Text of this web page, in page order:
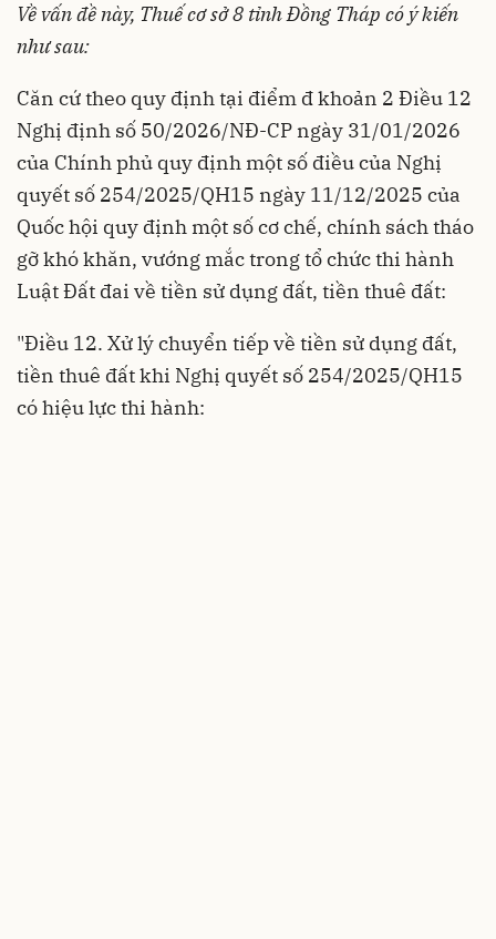
Về vấn đề này, Thuế cơ sở 8 tỉnh Đồng Tháp có ý kiến
như sau:
Căn cứ theo quy định tại điểm đ khoản 2 Điều 12
Nghị định số 50/2026/NĐ-CP ngày 31/01/2026
của Chính phủ quy định một số điều của Nghị
quyết số 254/2025/QH15 ngày 11/12/2025 của
Quốc hội quy định một số cơ chế, chính sách tháo
gỡ khó khăn, vướng mắc trong tổ chức thi hành
Luật Đất đai về tiền sử dụng đất, tiền thuê đất:
"Điều 12. Xử lý chuyển tiếp về tiền sử dụng đất,
tiền thuê đất khi Nghị quyết số 254/2025/QH15
có hiệu lực thi hành: